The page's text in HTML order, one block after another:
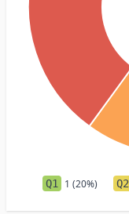
Q1 1 (20%) Q2